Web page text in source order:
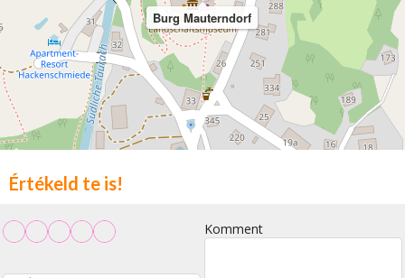
Burg Mauterndorf
Értékeld te is!
Komment